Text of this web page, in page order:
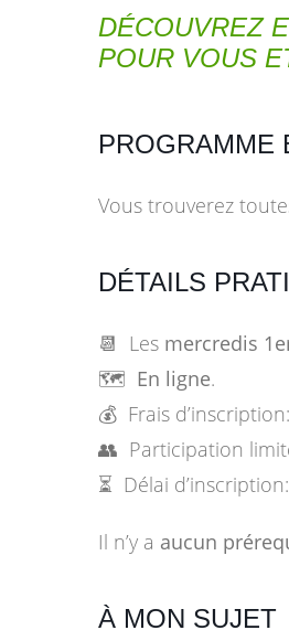
DÉCOUVREZ
POUR VOUS
PROGRAMME
Vous trouverez
DÉTAILS
📆 Les mercredis
🗺️ En ligne.
💰 Frais d’inscription:
👥 Participation
⏳ Délai d’inscription:
Il n’y a aucun
À MON SUJET